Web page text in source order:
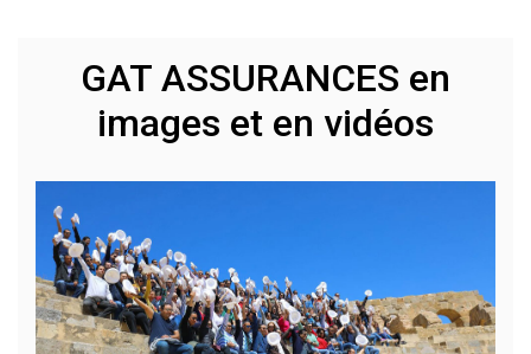
GAT ASSURANCES en
images et en vidéos